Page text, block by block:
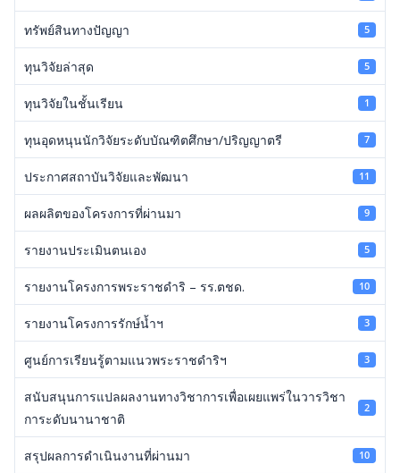
ทรัพย์สินทางปัญญา 5
ทุนวิจัยล่าสุด 5
ทุนวิจัยในชั้นเรียน 1
ทุนอุดหนุนนักวิจัยระดับบัณฑิตศึกษา/ปริญญาตรี 7
ประกาศสถาบันวิจัยและพัฒนา 11
ผลผลิตของโครงการที่ผ่านมา 9
รายงานประเมินตนเอง 5
รายงานโครงการพระราชดำริ – รร.ตชด. 10
รายงานโครงการรักษ์น้ำฯ 3
ศูนย์การเรียนรู้ตามแนวพระราชดำริฯ 3
สนับสนุนการแปลผลงานทางวิชาการเพื่อเผยแพร่ในวารวิชา
การะดับนานาชาติ
2
สรุปผลการดำเนินงานที่ผ่านมา 10